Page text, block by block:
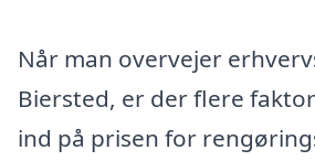
Når man overvejer
Biersted, er der flere
ind på prisen for